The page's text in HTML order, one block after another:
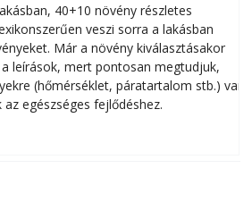
40+10 növény részletes
veszi sorra a lakásban
Már a növény kiválasztásakor
leírások, mert pontosan megtudjuk,
(hőmérséklet, páratartalom stb.) van
egészséges fejlődéshez.